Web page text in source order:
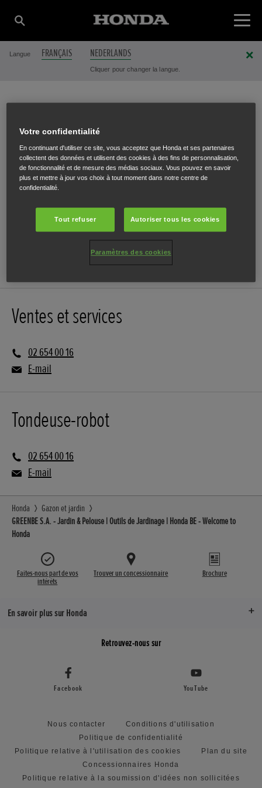
Langue FRANÇAIS NEDERLANDS
Cliquer pour changer la langue.
GREENBE S.A.
Chaussée de Louvain 656,Ohain,1380
Ventes et services
02 654 00 16
E-mail
Tondeuse-robot
02 654 00 16
E-mail
Honda
Gazon et jardin
GREENBE S.A. - Jardin & Pelouse | Outils de Jardinage | Honda BE - Welcome to
Honda
Faites-nous part de vos
intérêts
Trouver un concessionnaire Brochure
En savoir plus sur Honda
Retrouvez-nous sur
Facebook YouTube
Nous contacter
Conditions d'utilisation
Politique de confidentialité
Politique relative à l'utilisation des cookies
Plan du site
Concessionnaires Honda
Politique relative à la soumission d'idées non sollicitées
Votre confidentialité
En continuant d'utiliser ce site, vous acceptez que Honda et ses partenaires
collectent des données et utilisent des cookies à des fins de personnalisation,
de fonctionnalité et de mesure des médias sociaux. Vous pouvez en savoir
plus et mettre à jour vos choix à tout moment dans notre centre de
confidentialité.
Tout refuser Autoriser tous les cookies
Paramètres des cookies